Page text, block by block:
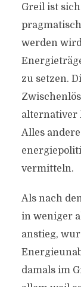
Greil ist
werden
zu setzen.
alternativer
Alles
vermitteln.
Als nach
in weniger
anstieg,
damals im